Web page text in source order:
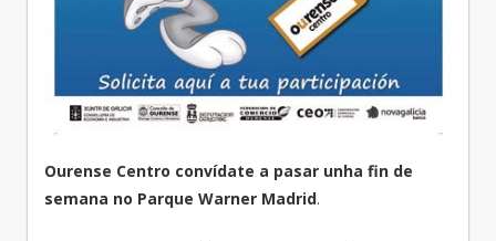
Ourense Centro convídate a pasar unha fin de
semana no Parque Warner Madrid.